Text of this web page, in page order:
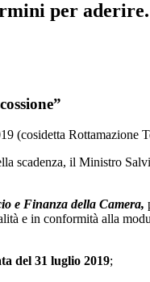
per aderire.
(cosidetta Rottamazione
scadenza, il Ministro
e Finanza della Camera,
e in conformità alla
del 31 luglio 2019;